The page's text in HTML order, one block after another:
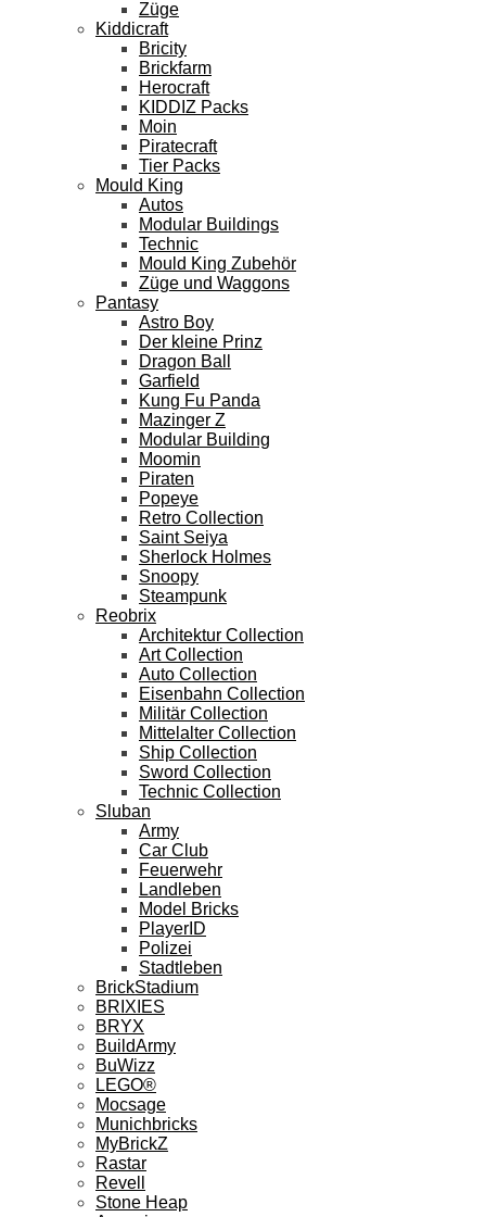
Züge
Kiddicraft
Bricity
Brickfarm
Herocraft
KIDDIZ Packs
Moin
Piratecraft
Tier Packs
Mould King
Autos
Modular Buildings
Technic
Mould King Zubehör
Züge und Waggons
Pantasy
Astro Boy
Der kleine Prinz
Dragon Ball
Garfield
Kung Fu Panda
Mazinger Z
Modular Building
Moomin
Piraten
Popeye
Retro Collection
Saint Seiya
Sherlock Holmes
Snoopy
Steampunk
Reobrix
Architektur Collection
Art Collection
Auto Collection
Eisenbahn Collection
Militär Collection
Mittelalter Collection
Ship Collection
Sword Collection
Technic Collection
Sluban
Army
Car Club
Feuerwehr
Landleben
Model Bricks
PlayerID
Polizei
Stadtleben
BrickStadium
BRIXIES
BRYX
BuildArmy
BuWizz
LEGO®
Mocsage
Munichbricks
MyBrickZ
Rastar
Revell
Stone Heap